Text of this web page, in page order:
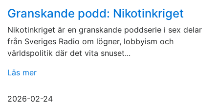
Granskande podd: Nikotinkriget
Nikotinkriget är en granskande poddserie i sex delar
från Sveriges Radio om lögner, lobbyism och
världspolitik där det vita snuset...
Läs mer
2026-02-24